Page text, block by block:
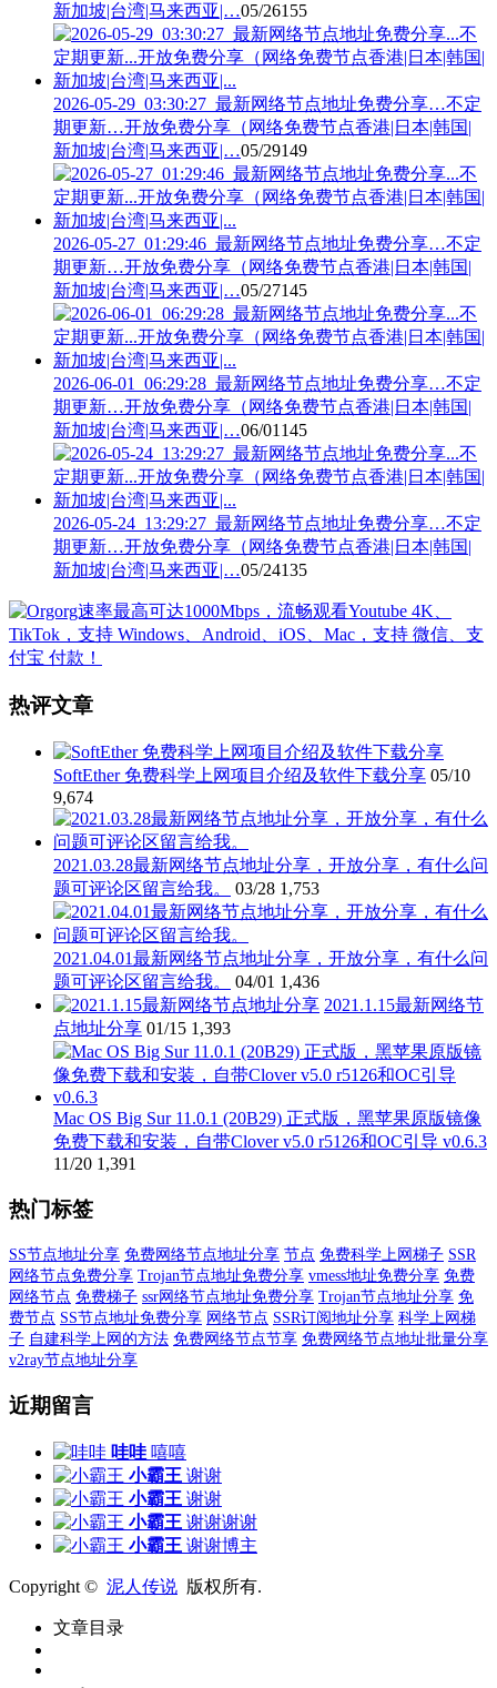
新加坡|台湾|马来西亚|…05/26155
2026-05-29_03:30:27_最新网络节点地址免费分享…不定
期更新…开放免费分享（网络免费节点香港|日本|韩国|
新加坡|台湾|马来西亚|…05/29149
2026-05-27_01:29:46_最新网络节点地址免费分享…不定
期更新…开放免费分享（网络免费节点香港|日本|韩国|
新加坡|台湾|马来西亚|…05/27145
2026-06-01_06:29:28_最新网络节点地址免费分享…不定
期更新…开放免费分享（网络免费节点香港|日本|韩国|
新加坡|台湾|马来西亚|…06/01145
2026-05-24_13:29:27_最新网络节点地址免费分享…不定
期更新…开放免费分享（网络免费节点香港|日本|韩国|
新加坡|台湾|马来西亚|…05/24135
热评文章
SoftEther 免费科学上网项目介绍及软件下载分享 05/10
9,674
2021.03.28最新网络节点地址分享，开放分享，有什么问
题可评论区留言给我。
03/28 1,753
2021.04.01最新网络节点地址分享，开放分享，有什么问
题可评论区留言给我。
04/01 1,436
2021.1.15最新网络节
点地址分享 01/15 1,393
Mac OS Big Sur 11.0.1 (20B29) 正式版，黑苹果原版镜像
免费下载和安装，自带Clover v5.0 r5126和OC引导 v0.6.3
11/20 1,391
热门标签
SS节点地址分享 免费网络节点地址分享 节点 免费科学上网梯子 SSR
网络节点免费分享 Trojan节点地址免费分享 vmess地址免费分享 免费
网络节点 免费梯子 ssr网络节点地址免费分享 Trojan节点地址分享 免
费节点 SS节点地址免费分享 网络节点 SSR订阅地址分享 科学上网梯
子 自建科学上网的方法 免费网络节点节享 免费网络节点地址批量分享
v2ray节点地址分享
近期留言
哇哇 嘻嘻
小霸王 谢谢
小霸王 谢谢
小霸王 谢谢谢谢
小霸王 谢谢博主
Copyright © 泥人传说 版权所有.
文章目录